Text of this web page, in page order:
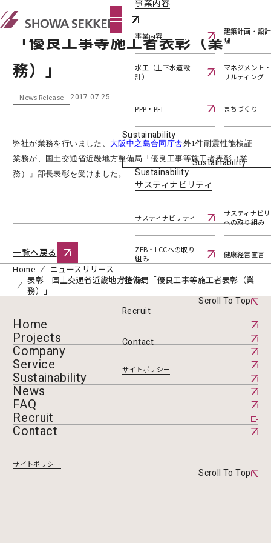
事業内容
事業内容
建築計画・設
理
水工（上下水道設
計）
マネジメント
サルティング
PPP・PFI まちづくり
Sustainability
Sustainability
Sustainability
サスティナビリティ
サスティナビリティ
サスティナビ
への取り組み
ZEB・LCCへの取り
組み
健康経営宣言
News
Recruit
Contact
サイトポリシー
表彰 国土交通省近畿地方整備局
「優良工事等施工者表彰（業
務）」
News Release 2017.07.25
弊社が業務を行いました、 大阪中之島合同 庁舎外1件耐震性能検証
業務が、国土交通省近畿地方整備局「優良工事等施工者表彰（業
務）」部長表彰を受けました。
一覧へ戻る
Home
ニュースリリース
表彰 国土交通省近畿地方整備局「優良工事等施工者表彰（業
務）」
Scroll To Top
Home
Projects
Company
Service
Sustainability
News
FAQ
Recruit
Contact
サイトポリシー
Scroll To Top